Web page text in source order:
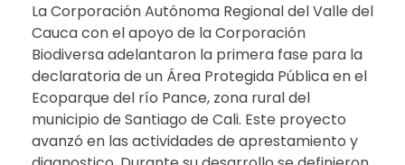
La Corporación Autónoma Regional del Valle del
Cauca con el apoyo de la Corporación
Biodiversa adelantaron la primera fase para la
declaratoria de un Área Protegida Pública en el
Ecoparque del río Pance, zona rural del
municipio de Santiago de Cali. Este proyecto
avanzó en las actividades de aprestamiento y